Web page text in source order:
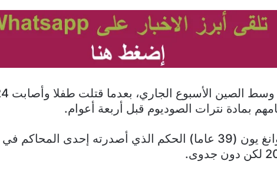
بمادة نترات الصوديوم قبل أربعة أعوام.
واستأنفت وانغ يون (39 عاما) الحكم الذي أصدرته إحدى